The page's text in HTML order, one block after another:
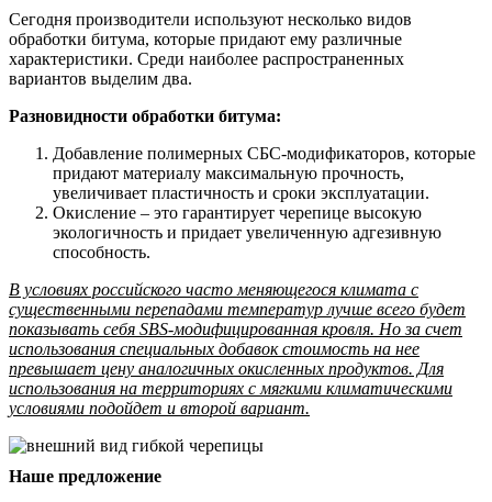
Сегодня производители используют несколько видов
обработки битума, которые придают ему различные
характеристики. Среди наиболее распространенных
вариантов выделим два.
Разновидности обработки битума:
Добавление полимерных СБС-модификаторов, которые
придают материалу максимальную прочность,
увеличивает пластичность и сроки эксплуатации.
Окисление – это гарантирует черепице высокую
экологичность и придает увеличенную адгезивную
способность.
В условиях российского часто меняющегося климата с
существенными перепадами температур лучше всего будет
показывать себя SBS-модифицированная кровля. Но за счет
использования специальных добавок стоимость на нее
превышает цену аналогичных окисленных продуктов. Для
использования на территориях с мягкими климатическими
условиями подойдет и второй вариант.
Наше предложение